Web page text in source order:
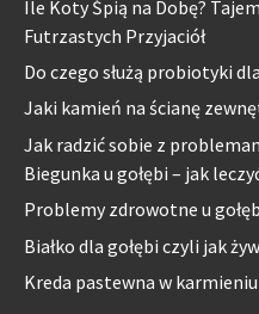
Ile Koty Śpią na Dobę?
Futrzastych Przyjaciół
Do czego służą probiotyki
Jaki kamień na ścianę
Jak radzić sobie z
Biegunka u gołębi – jak
Problemy zdrowotne u
Białko dla gołębi czyli jak
Kreda pastewna w